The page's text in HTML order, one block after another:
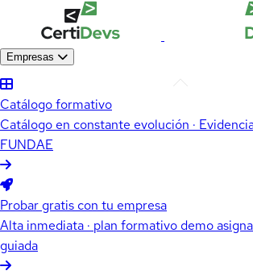
Empresas
Catálogo formativo
Catálogo en constante evolución ·
FUNDAE
Probar gratis con tu empresa
Alta inmediata · plan formativo demo
guiada